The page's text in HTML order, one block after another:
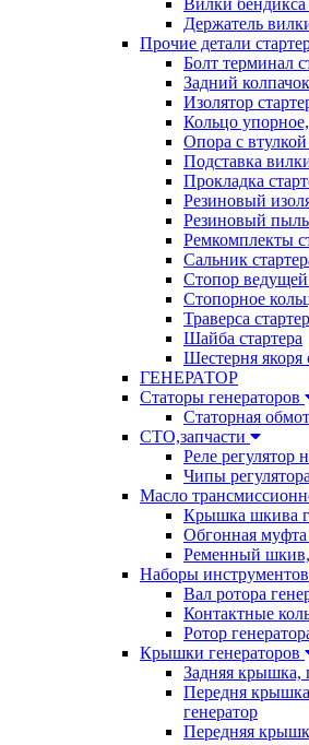
Вилки бендикса
Держатель
Прочие детали
Болт терминал
Задний
Изолятор
Кольцо упорное,
Опора с втулкой
Подставка
Прокладка
Резиновый
Резиновый
Ремкомплекты
Сальник
Стопор ведущей
Стопорное
Траверса
Шайба стартера
Шестерня якоря
ГЕНЕРАТОР
Статоры генераторов
Статорная
СТО,запчасти
Реле регулятор
Чипы
Масло
Крышка шкива
Обгонная
Ременный шкив,
Наборы инструментов
Вал ротора
Контактные
Ротор
Крышки генераторов
Задняя крышка,
Передня крышка
генератор
Передняя